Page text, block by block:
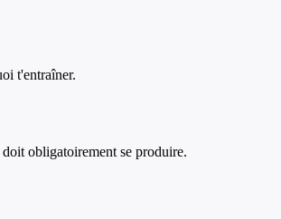
t'entraîner.
obligatoirement se produire.